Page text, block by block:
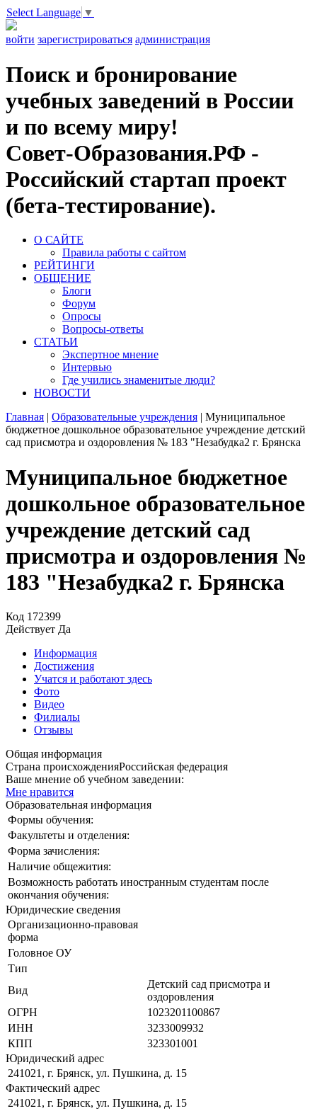
Select Language ▼
войти зарегистрироваться администрация
Поиск и бронирование
учебных заведений в России
и по всему миру!
Совет-Образования.РФ -
Российский стартап проект
(бета-тестирование).
О САЙТЕ
Правила работы с сайтом
РЕЙТИНГИ
ОБЩЕНИЕ
Блоги
Форум
Опросы
Вопросы-ответы
СТАТЬИ
Экспертное мнение
Интервью
Где учились знаменитые люди?
НОВОСТИ
Главная | Образовательные учреждения | Муниципальное
бюджетное дошкольное образовательное учреждение детский
сад присмотра и оздоровления № 183 "Незабудка2 г. Брянска
Муниципальное бюджетное
дошкольное образовательное
учреждение детский сад
присмотра и оздоровления №
183 "Незабудка2 г. Брянска
Код 172399
Действует Да
Информация
Достижения
Учатся и работают здесь
Фото
Видео
Филиалы
Отзывы
Общая информация
Страна происхожденияРоссийская федерация
Ваше мнение об учебном заведении:
Мне нравится
Образовательная информация
Формы обучения:
Факультеты и отделения:
Форма зачисления:
Наличие общежития:
Возможность работать иностранным студентам после
окончания обучения:
Юридические сведения
Организационно-правовая
форма
Головное ОУ
Тип
Вид
Детский сад присмотра и
оздоровления
ОГРН
1023201100867
ИНН
3233009932
КПП
323301001
Юридический адрес
241021, г. Брянск, ул. Пушкина, д. 15
Фактический адрес
241021, г. Брянск, ул. Пушкина, д. 15